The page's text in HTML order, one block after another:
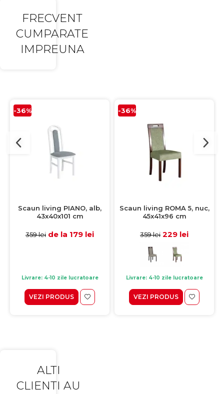
FRECVENT
CUMPARATE
IMPREUNA
-36%
Scaun living PIANO, alb,
43x40x101 cm
359 lei de la 179 lei
Livrare: 4-10 zile lucratoare
VEZI PRODUS
-36%
Scaun living ROMA 5, nuc,
45x41x96 cm
359 lei 229 lei
Livrare: 4-10 zile lucratoare
VEZI PRODUS
ALTI
CLIENTI AU